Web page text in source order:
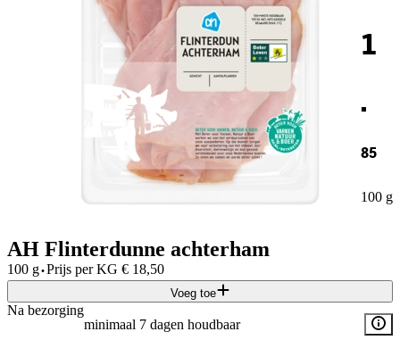
1
.
85
100 g
AH Flinterdunne achterham
100 g·Prijs per KG € 18,50
Voeg toe
Na bezorging
minimaal 7 dagen houdbaar